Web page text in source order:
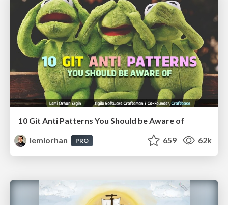
10 Git Anti Patterns You Should be Aware of
lemiorhan
PRO 659 62k